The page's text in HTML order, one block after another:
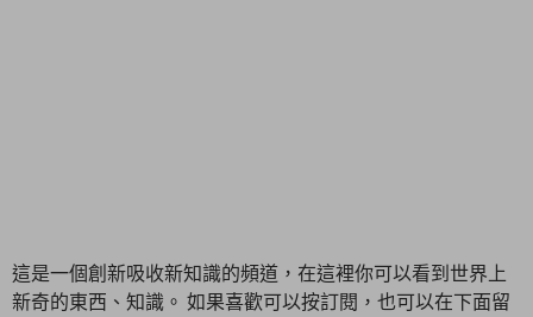
這是一個創新吸收新知識的頻道，在這裡你可以看到世界上
新奇的東西、知識。 如果喜歡可以按訂閱，也可以在下面留